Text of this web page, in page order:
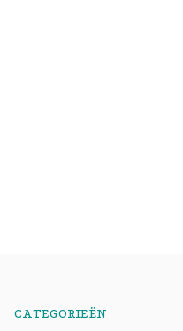
CATEGORIEËN